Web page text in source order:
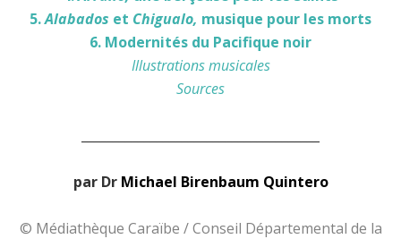
5.Alabados et Chigualo, musique pour les morts
6. Modernités du Pacifique noir
Illustrations musicales
Sources
par Dr Michael Birenbaum Quintero
© Médiathèque Caraïbe / Conseil Départemental de la